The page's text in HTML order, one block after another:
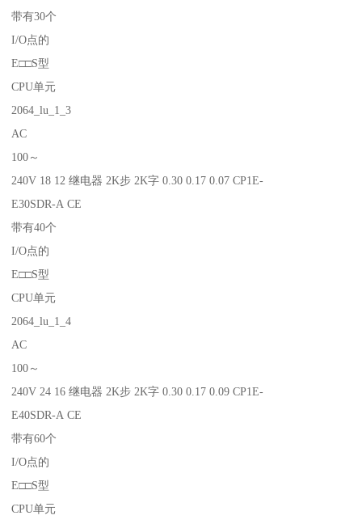
带有30个
I/O点的
E□□S型
CPU单元
2064_lu_1_3
AC
100～
240V 18 12 继电器 2K步 2K字 0.30 0.17 0.07 CP1E-
E30SDR-A CE
带有40个
I/O点的
E□□S型
CPU单元
2064_lu_1_4
AC
100～
240V 24 16 继电器 2K步 2K字 0.30 0.17 0.09 CP1E-
E40SDR-A CE
带有60个
I/O点的
E□□S型
CPU单元